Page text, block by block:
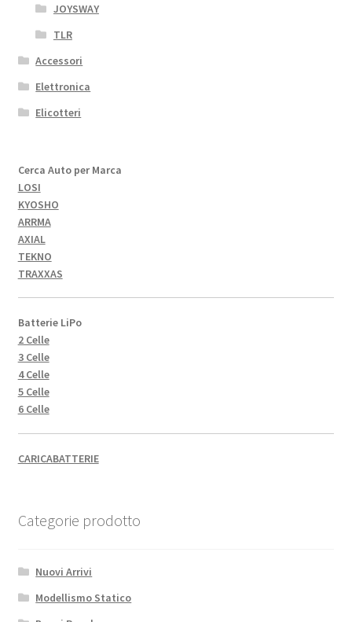
JOYSWAY
TLR
Accessori
Elettronica
Elicotteri
Cerca Auto per Marca
LOSI
KYOSHO
ARRMA
AXIAL
TEKNO
TRAXXAS
Batterie LiPo
2 Celle
3 Celle
4 Celle
5 Celle
6 Celle
CARICABATTERIE
Categorie prodotto
Nuovi Arrivi
Modellismo Statico